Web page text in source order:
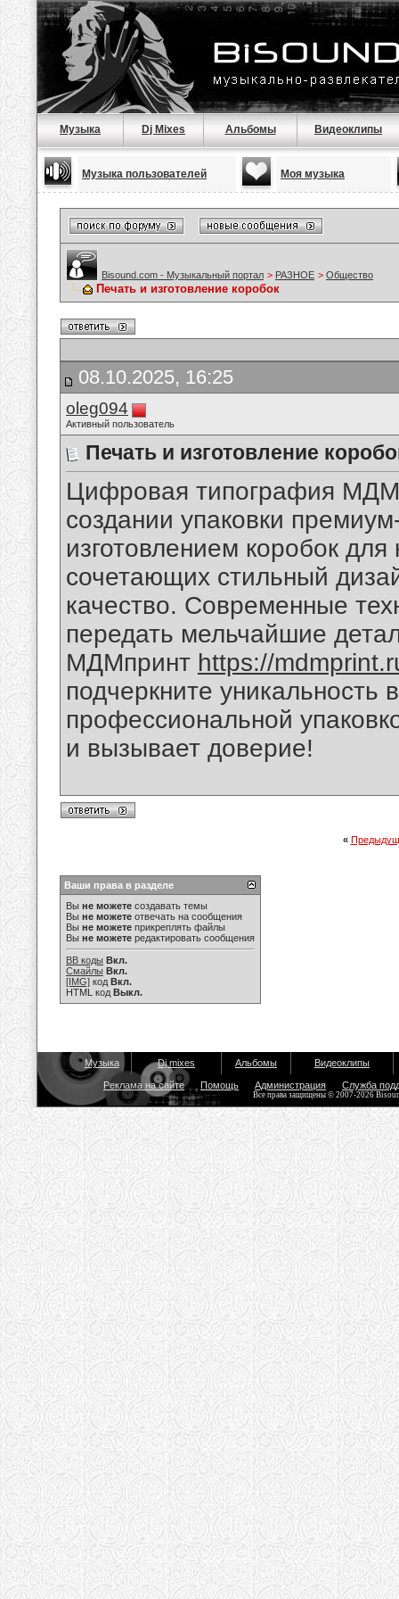
Музыка Dj Mixes Альбомы Видеоклипы
Музыка пользователей Моя музыка
Bisound.com - Музыкальный портал > РАЗНОЕ > Общество
Печать и изготовление коробок
08.10.2025, 16:25
oleg094
Активный пользователь
Печать и изготовление
Цифровая типография
создании упаковки
изготовлением коробок
сочетающих стильный
качество. Современные
передать мельчайшие
МДМпринт https://
подчеркните уникальность
профессиональной
и вызывает доверие!
«
Ваши права в разделе
Вы не можете создавать темы
Вы не можете отвечать на сообщения
Вы не можете прикреплять файлы
Вы не можете редактировать сообщения
BB коды Вкл.
Смайлы Вкл.
[IMG] код Вкл.
HTML код Выкл.
Музыка Dj mixes Альбомы Видеоклипы
Реклама на сайте Помощь Администрация Служба
Все права защищены © 2007-2026